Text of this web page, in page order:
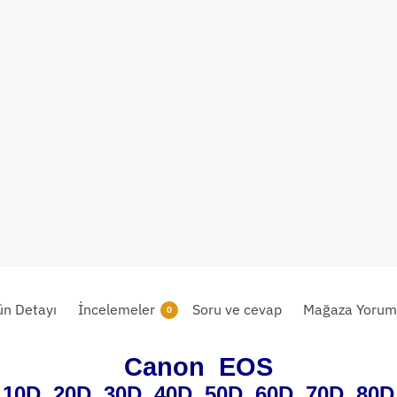
Detayı İncelemeler 0 Soru ve cevap Mağaza
Canon EOS